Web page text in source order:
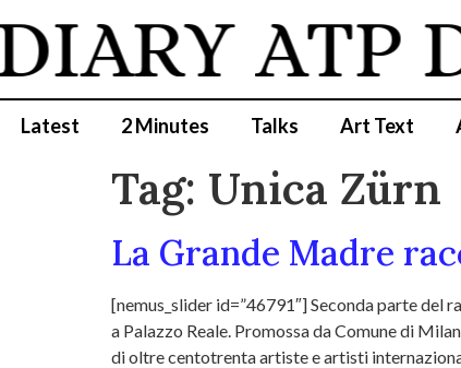
ATP
Latest 2 Minutes Talks Art Text
Tag: Unica Zürn
La Grande Madre
[nemus_slider id=”46791″] Seconda parte del
a Palazzo Reale. Promossa da Comune di
di oltre centotrenta artiste e artisti